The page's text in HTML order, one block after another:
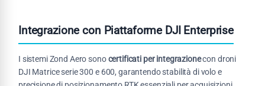
Integrazione con Piattaforme DJI Enterprise
I sistemi Zond Aero sonocertificati per integrazionecon droni
DJI Matrice serie 300 e 600, garantendo stabilità di volo e